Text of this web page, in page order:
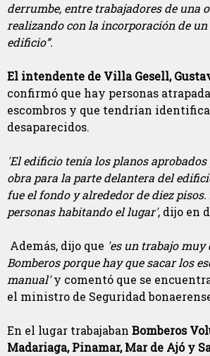
derrumbe, entre trabajadores de una
realizando con la incorporación de un
edificio”.
El intendente de Villa Gesell,
confirmó que hay personas
escombros y que tendrían
desaparecidos.
'El edificio tenía los planos
obra para la parte delantera del
fue el fondo y alrededor de diez pisos.
personas habitando el lugar', dijo en
Además, dijo que 'es un trabajo
Bomberos porque hay que sacar los
manual'y comentó que se
el ministro de Seguridad
En el lugar trabajaban Bomberos
Madariaga, Pinamar, Mar de Ajó y